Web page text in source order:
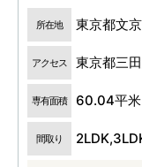
所在地 東京都文
アクセス 東京都三
専有面積 60.04平
間取り